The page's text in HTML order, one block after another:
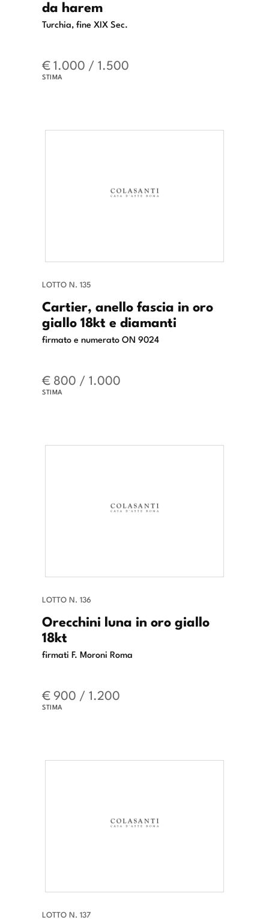
da harem
Turchia, fine XIX Sec.
€ 1.000 / 1.500
STIMA
LOTTO N. 135
Cartier, anello fascia in oro
giallo 18kt e diamanti
firmato e numerato ON 9024
€ 800 / 1.000
STIMA
LOTTO N. 136
Orecchini luna in oro giallo
18kt
firmati F. Moroni Roma
€ 900 / 1.200
STIMA
LOTTO N. 137